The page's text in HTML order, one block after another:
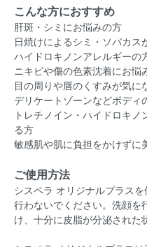
こんな方におすすめ
肝斑・シミにお悩みの方
日焼けによるシミ・ソバカス
ハイドロキノンアレルギーの
ニキビや傷の色素沈着にお悩
目の周りや唇のくすみが気に
デリケートゾーンなどボディ
トレチノイン・ハイドロキ
る方
敏感肌や肌に負担をかけずに
ご使用方法
シスペラ オリジナルプラス
行わないでください。洗顔を
け、十分に皮脂が分泌された